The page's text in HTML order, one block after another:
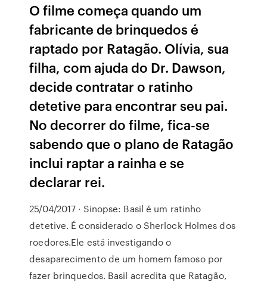
O filme começa quando um
fabricante de brinquedos é
raptado por Ratagão. Olívia, sua
filha, com ajuda do Dr. Dawson,
decide contratar o ratinho
detetive para encontrar seu pai.
No decorrer do filme, fica-se
sabendo que o plano de Ratagão
inclui raptar a rainha e se
declarar rei.
25/04/2017 · Sinopse: Basil é um ratinho
detetive. É considerado o Sherlock Holmes dos
roedores.Ele está investigando o
desaparecimento de um homem famoso por
fazer brinquedos. Basil acredita que Ratagão,